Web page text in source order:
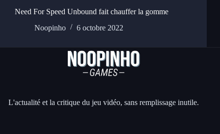
Need For Speed Unbound fait chauffer la gomme
Noopinho
6 octobre 2022
L'actualité et la critique du jeu vidéo, sans remplissage inutile.